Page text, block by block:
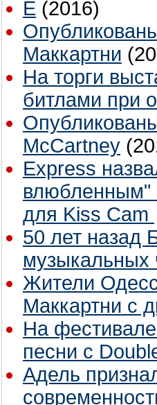
E (2016)
Маккартни
На торги
битлами при
McCartney
Express
влюбленным"
для Kiss Cam
50 лет назад
музыкальных
Жители
Маккартни с
На
песни с
Адель